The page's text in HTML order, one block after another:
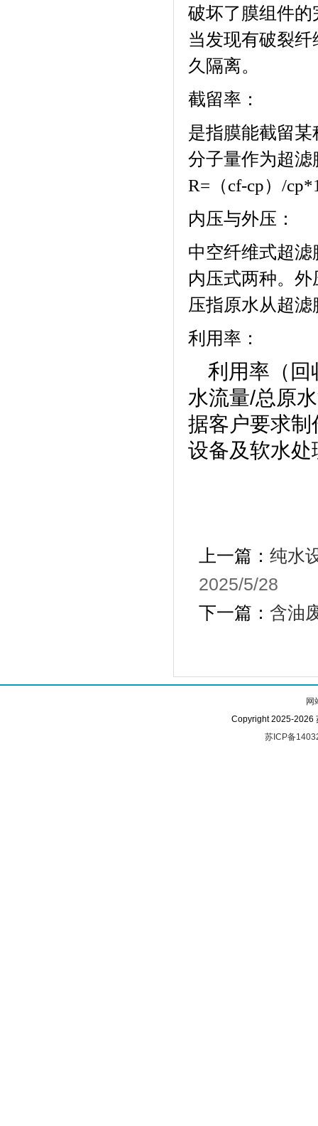
破坏了膜组件
当发现有破裂
久隔离。
截留率：
是指膜能截留
分子量作为超
R= （cf-cp） /
内压与外压：
中空纤维式超
内压式两种。
压指原水从超
利用率：
利用率（回
水流量/总原
据客户要求
设备及软水处
上一篇： 纯水
2025/5/28
下一篇： 含油
网
Copyright 2025-2026
苏ICP备